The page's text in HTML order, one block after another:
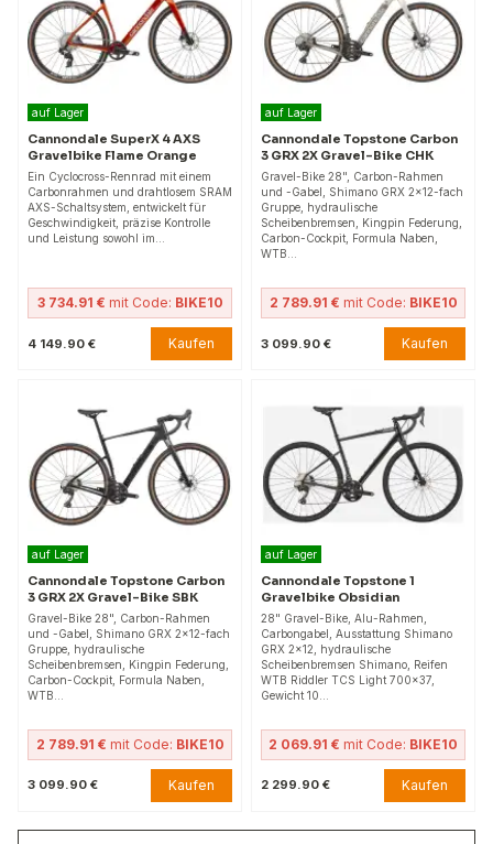
auf Lager
Cannondale SuperX 4 AXS
Gravelbike Flame Orange
Ein Cyclocross-Rennrad mit einem
Carbonrahmen und drahtlosem SRAM
AXS-Schaltsystem, entwickelt für
Geschwindigkeit, präzise Kontrolle
und Leistung sowohl im…
3 734.91 € mit Code: BIKE10
4 149.90 € Kaufen
auf Lager
Cannondale Topstone Carbon
3 GRX 2X Gravel-Bike CHK
Gravel-Bike 28", Carbon-Rahmen
und -Gabel, Shimano GRX 2×12-fach
Gruppe, hydraulische
Scheibenbremsen, Kingpin Federung,
Carbon-Cockpit, Formula Naben,
WTB…
2 789.91 € mit Code: BIKE10
3 099.90 € Kaufen
auf Lager
Cannondale Topstone Carbon
3 GRX 2X Gravel-Bike SBK
Gravel-Bike 28", Carbon-Rahmen
und -Gabel, Shimano GRX 2×12-fach
Gruppe, hydraulische
Scheibenbremsen, Kingpin Federung,
Carbon-Cockpit, Formula Naben,
WTB…
2 789.91 € mit Code: BIKE10
3 099.90 € Kaufen
auf Lager
Cannondale Topstone 1
Gravelbike Obsidian
28" Gravel-Bike, Alu-Rahmen,
Carbongabel, Ausstattung Shimano
GRX 2x12, hydraulische
Scheibenbremsen Shimano, Reifen
WTB Riddler TCS Light 700x37,
Gewicht 10…
2 069.91 € mit Code: BIKE10
2 299.90 € Kaufen